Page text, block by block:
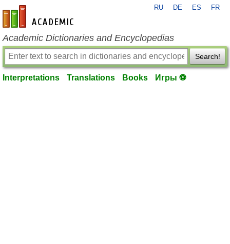
en-academic.com
RU DE ES FR
Academic Dictionaries and Encyclopedias
Search!
Interpretations Translations Books Игры ⚽